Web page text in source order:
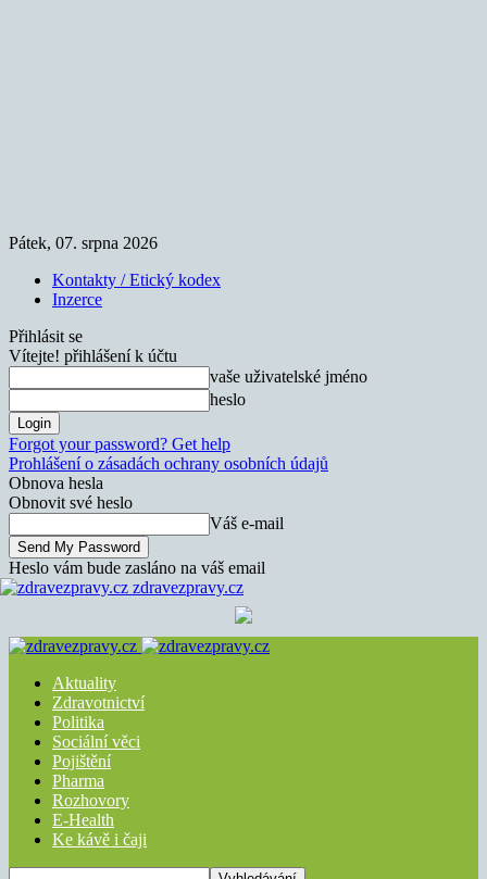
Pátek, 07. srpna 2026
Kontakty / Etický kodex
Inzerce
Přihlásit se
Vítejte! přihlášení k účtu
vaše uživatelské jméno
heslo
Forgot your password? Get help
Prohlášení o zásadách ochrany osobních údajů
Obnova hesla
Obnovit své heslo
Váš e-mail
Heslo vám bude zasláno na váš email
zdravezpravy.cz
Aktuality
Zdravotnictví
Politika
Sociální věci
Pojištění
Pharma
Rozhovory
E-Health
Ke kávě i čaji